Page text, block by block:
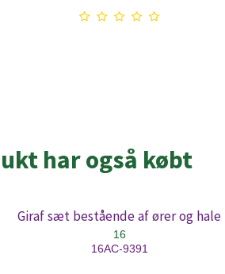
har også købt
Giraf sæt bestående af ører og hale
16
16AC-9391